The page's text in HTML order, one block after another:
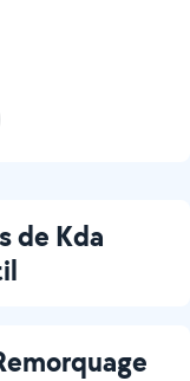
de Kda